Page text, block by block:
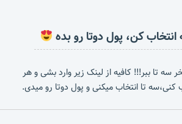
کن، پول دوتا رو بده
سه تا ببر!!! کافیه از لینک زیر وارد بشی و هر
کنی،سه تا انتخاب میکنی و پول دوتا رو میدی.